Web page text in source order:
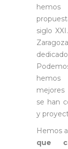
hemos
siglo
hemos
mejores
se han
y
Hemos
que